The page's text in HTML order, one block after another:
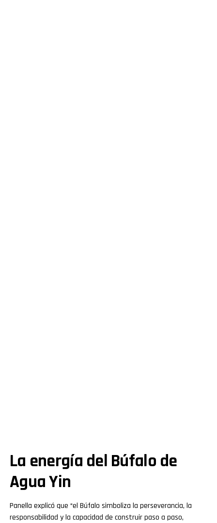
La energía del Búfalo de
Agua Yin
Panella explicó que “el Búfalo simboliza la perseverancia, la
responsabilidad y la capacidad de construir paso a paso,